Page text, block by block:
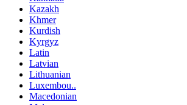
Kazakh
Khmer
Kurdish
Kyrgyz
Latin
Latvian
Lithuanian
Luxembou..
Macedonian